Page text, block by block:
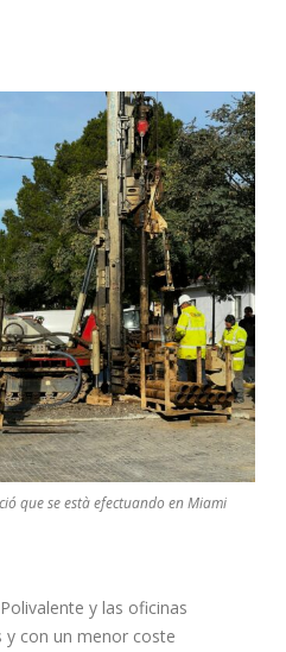
que se està efectuando en Miami
y las oficinas
y con un menor coste